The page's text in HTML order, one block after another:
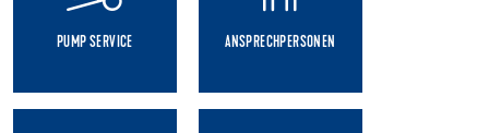
PUMP SERVICE ANSPRECHPERSONEN